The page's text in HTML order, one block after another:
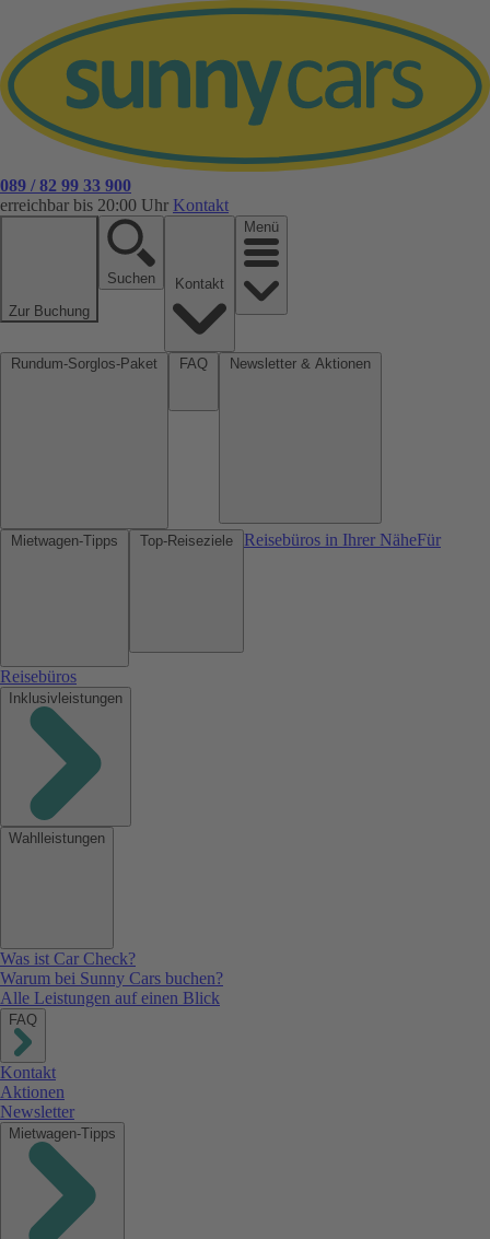
089 / 82 99 33 900
erreichbar bis 20:00 Uhr Kontakt
Zur Buchung
Suchen
Menü
Reisebüros in Ihrer NäheFür
Reisebüros
Inklusivleistungen
Wahlleistungen
Was ist Car Check?
Warum bei Sunny Cars buchen?
Alle Leistungen auf einen Blick
FAQ
Kontakt
Aktionen
Newsletter
Mietwagen-Tipps